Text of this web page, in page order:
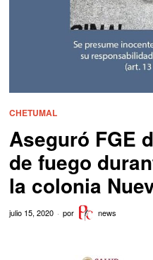
CHETUMAL
Aseguró FGE
de fuego
la colonia
julio 15, 2020 por news